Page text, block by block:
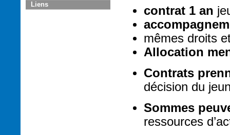
Liens
contrat 1 an
mêmes droits
Allocation
Contrats
décision du
Sommes
ressources